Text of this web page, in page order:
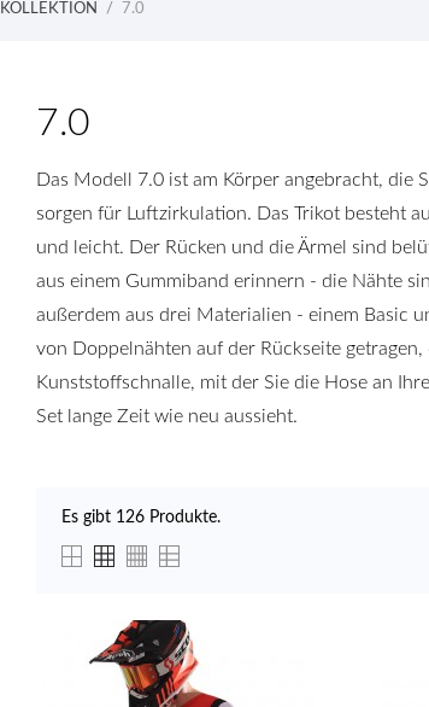
KOLLEKTION 7.0
7.0
Das Modell 7.0 ist am Körper angebracht, die
sorgen für Luftzirkulation. Das Trikot besteht
und leicht. Der Rücken und die Ärmel sind
aus einem Gummiband erinnern - die Nähte
außerdem aus drei Materialien - einem Basic
von Doppelnähten auf der Rückseite
Kunststoffschnalle, mit der Sie die Hose an
Set lange Zeit wie neu aussieht.
Es gibt 126 Produkte.